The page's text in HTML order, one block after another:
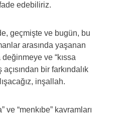
edebiliriz.
geçmişte ve bugün, bu
arasında yaşanan
değinmeye ve “kıssa
bir farkındalık
inşallah.
ve “menkıbe” kavramları